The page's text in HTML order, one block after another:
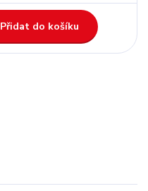
Přidat do košíku